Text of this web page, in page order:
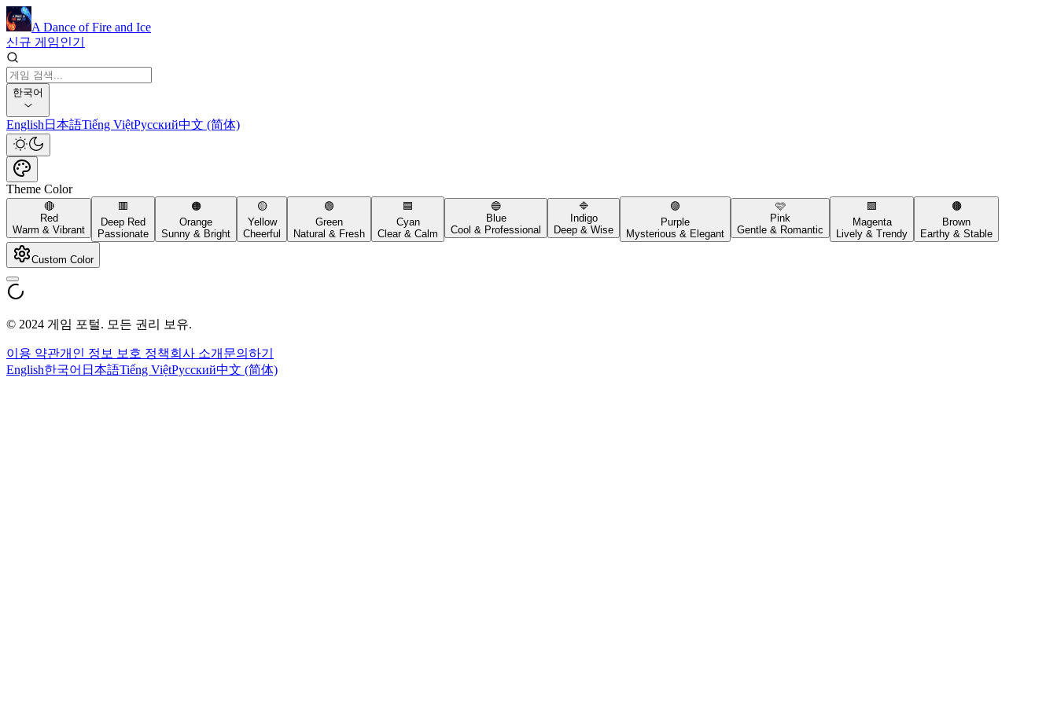
A Dance of Fire and Ice
신규 게임인기
한국어
English 日本語Tiếng ViệtРусский中文 (简体)
Theme Color
🔴
Red
Warm & Vibrant
🟥
Deep Red
Passionate
🟠
Orange
Sunny & Bright
🟡
Yellow
Cheerful
🟢
Green
Natural & Fresh
🟦
Cyan
Clear & Calm
🔵
Blue
Cool & Professional
🔷
Indigo
Deep & Wise
🟣
Purple
Mysterious & Elegant
🩷
Pink
Gentle & Romantic
🟪
Magenta
Lively & Trendy
🟤
Brown
Earthy & Stable
Custom Color
© 2024 게임 포털. 모든 권리 보유.
이용 약관개인 정보 보호 정책회사 소개 문의하기
English한국어 日本語Tiếng ViệtРусский中文 (简体)